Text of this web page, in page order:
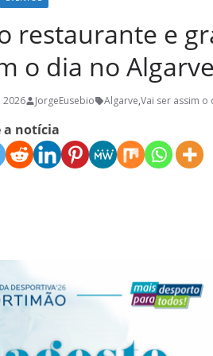
restaurante e
o dia no
2026 JorgeEusebio Algarve,Vai ser assim o
a notícia